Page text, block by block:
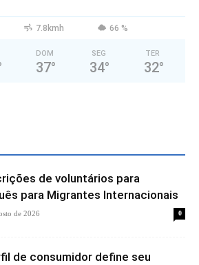
7.8kmh 66 %
DOM
37°
SEG
34°
TER
32°
de voluntários para
para Migrantes Internacionais
de 2026 0
de consumidor define seu